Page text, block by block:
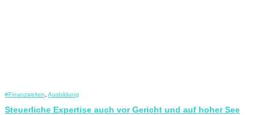
#Finanzwelten Ausbildung
Steuerliche Expertise auch vor Gericht und auf hoher See